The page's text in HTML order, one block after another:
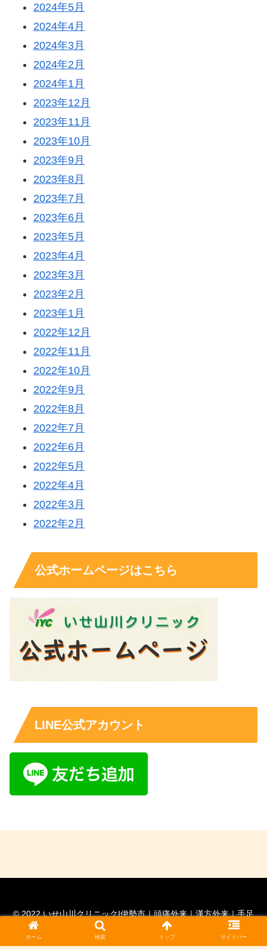
2024年5月
2024年4月
2024年3月
2024年2月
2024年1月
2023年12月
2023年11月
2023年10月
2023年9月
2023年8月
2023年7月
2023年6月
2023年5月
2023年4月
2023年3月
2023年2月
2023年1月
2022年12月
2022年11月
2022年10月
2022年9月
2022年8月
2022年7月
2022年6月
2022年5月
2022年4月
2022年3月
2022年2月
公式ホームページはこちら
LINE公式アカウント
© 2022 いせ山川クリニックI伊勢市｜頭痛外来｜漢方外来｜手足
の痺れ外来｜脳神経外科専門医｜ 脊髄外科認定医.
ホーム 検索 トップ サイドバー